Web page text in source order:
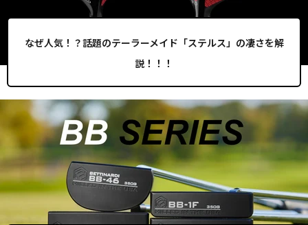
なぜ人気！？話題のテーラーメイド「ステルス」の凄さを解
説！！！